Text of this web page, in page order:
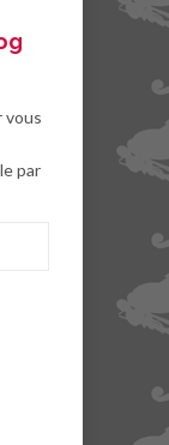
vous
par